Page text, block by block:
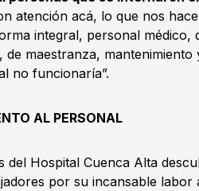
atención acá, lo que nos
integral, personal médico,
de maestranza,
no funcionaría”.
AL PERSONAL
del Hospital Cuenca Alta
por su incansable